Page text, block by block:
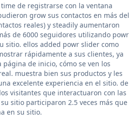
de registrarse con la ventana
grow sus contactos en más del
reales) y steadily aumentaron
de 6000 seguidores utilizando powr
sitio. ellos added powr slider como
rápidamente a sus clientes, ya
de inicio, cómo se ven los
muestra bien sus productos y les
excelente experiencia en el sitio. de
visitantes que interactuaron con las
sitio participaron 2.5 veces más que
en su sitio.